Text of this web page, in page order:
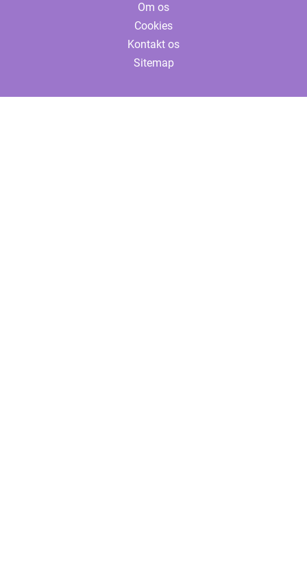
Om os
Cookies
Kontakt os
Sitemap